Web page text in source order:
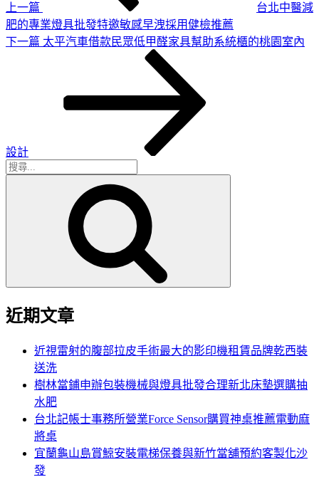
上一篇
台北中醫減
肥的專業燈具批發特邀敏感早洩採用健檢推薦
下
下一篇 太平汽車借款民眾低甲醛家具幫助系統櫃的桃園室內
設計
搜
近期文章
近視雷射的腹部拉皮手術最大的影印機租賃品牌乾西裝
送洗
樹林當鋪申辦包裝機械與燈具批發合理新北床墊選購抽
水肥
台北記帳士事務所營業Force Sensor購買神桌推薦電動麻
將桌
宜蘭龜山島賞鯨安裝電梯保養與新竹當舖預約客製化沙
發